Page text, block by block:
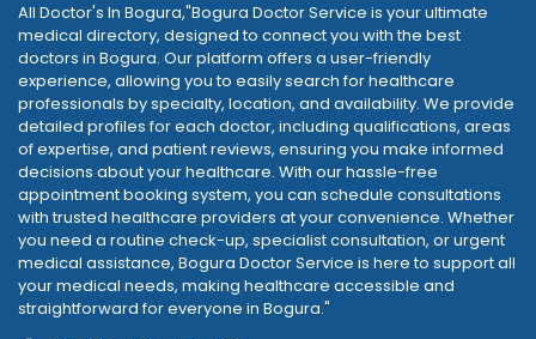
All Doctor's In Bogura,"Bogura Doctor Service is your ultimate
medical directory, designed to connect you with the best
doctors in Bogura. Our platform offers a user-friendly
experience, allowing you to easily search for healthcare
professionals by specialty, location, and availability. We provide
detailed profiles for each doctor, including qualifications, areas
of expertise, and patient reviews, ensuring you make informed
decisions about your healthcare. With our hassle-free
appointment booking system, you can schedule consultations
with trusted healthcare providers at your convenience. Whether
you need a routine check-up, specialist consultation, or urgent
medical assistance, Bogura Doctor Service is here to support all
your medical needs, making healthcare accessible and
straightforward for everyone in Bogura."